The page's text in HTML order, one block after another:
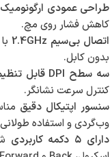
طراحی عمودی ارگونومیک
کاهش فشار روی مچ.
اتصال بی‌سیم 2.4GHz
بدون کابل.
سه سطح DPI قابل تنظیم
کنترل سرعت نشانگر.
سنسور اپتیکال دقیق
وب‌گردی و استفاده
دارای ۵ دکمه کاربردی